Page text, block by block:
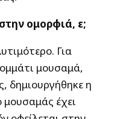
ομορφιά, ε;
Για
μουσαμά,
δημιουργήθηκε η
έχει